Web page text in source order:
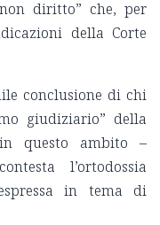
diritto” che, per
della Corte
conclusione di chi
giudiziario” della
questo ambito –
l’ortodossia
in tema di